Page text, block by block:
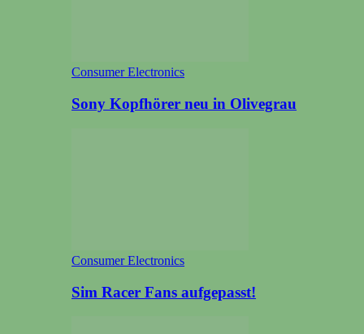
Consumer Electronics
Sony Kopfhörer neu in Olivegrau
Consumer Electronics
Sim Racer Fans aufgepasst!